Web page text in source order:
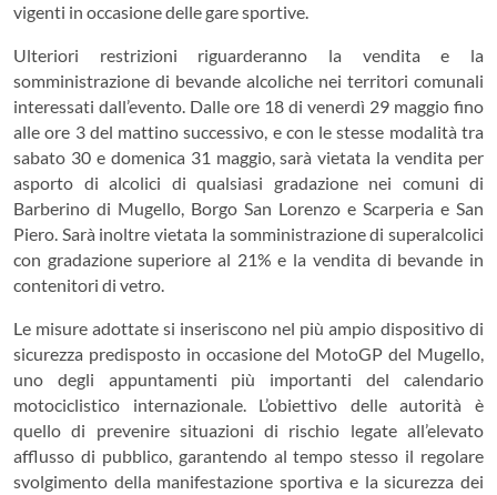
vigenti in occasione delle gare sportive.
Ulteriori restrizioni riguarderanno la vendita e la
somministrazione di bevande alcoliche nei territori comunali
interessati dall’evento. Dalle ore 18 di venerdì 29 maggio fino
alle ore 3 del mattino successivo, e con le stesse modalità tra
sabato 30 e domenica 31 maggio, sarà vietata la vendita per
asporto di alcolici di qualsiasi gradazione nei comuni di
Barberino di Mugello, Borgo San Lorenzo e Scarperia e San
Piero. Sarà inoltre vietata la somministrazione di superalcolici
con gradazione superiore al 21% e la vendita di bevande in
contenitori di vetro.
Le misure adottate si inseriscono nel più ampio dispositivo di
sicurezza predisposto in occasione del MotoGP del Mugello,
uno degli appuntamenti più importanti del calendario
motociclistico internazionale. L’obiettivo delle autorità è
quello di prevenire situazioni di rischio legate all’elevato
afflusso di pubblico, garantendo al tempo stesso il regolare
svolgimento della manifestazione sportiva e la sicurezza dei